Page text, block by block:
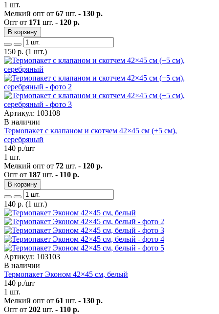
1 шт.
Мелкий опт от 67 шт. - 130 р.
Опт от 171 шт. - 120 р.
В корзину
150 р. (1 шт.)
Артикул: 103108
В наличии
Термопакет с клапаном и скотчем 42×45 см (+5 см),
серебряный
140 р./шт
1 шт.
Мелкий опт от 72 шт. - 120 р.
Опт от 187 шт. - 110 р.
В корзину
140 р. (1 шт.)
Артикул: 103103
В наличии
Термопакет Эконом 42×45 см, белый
140 р./шт
1 шт.
Мелкий опт от 61 шт. - 130 р.
Опт от 202 шт. - 110 р.